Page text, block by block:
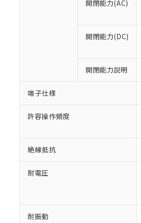
開閉能力(AC)
開閉能力(DC)
開閉能力説明
端子仕様
許容操作頻度
絶縁抵抗
耐電圧
耐振動